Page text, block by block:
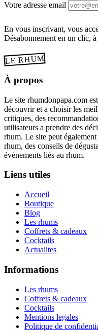
Votre adresse email
En vous inscrivant, vous
Désabonnement en un clic,
LE RHUM
À propos
Le site rhumdonpapa.com
découvrir et a choisir les
critiques, des
utilisateurs a prendre des
rhum. Le site peut
rhum, des conseils de
événements liés au rhum.
Liens utiles
Accueil
Boutique
Blog
Les rhums
Coffrets & cadeaux
Cocktails
Actualites
Informations
Les rhums
Coffrets & cadeaux
Cocktails
Mentions legales
Politique de